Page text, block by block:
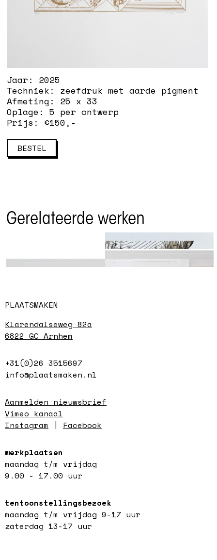
Jaar: 2025
Techniek: zeefdruk met aarde pigment
Afmeting: 25 x 33
Oplage:5 per ontwerp
Prijs: €150,-
BESTEL
Gerelateerde werken
Artificial Earth
PLAATSMAKEN
Klarendalseweg 82a
6822 GC Arnhem
+31(0)26 3515697
info@plaatsmaken.nl
Aanmelden nieuwsbrief
Vimeo kanaal
Instagram | Facebook
werkplaatsen
maandag t/m vrijdag
9.00 - 17.00 uur
tentoonstellingsbezoek
maandag t/m vrijdag 9-17 uur
zaterdag 13-17 uur